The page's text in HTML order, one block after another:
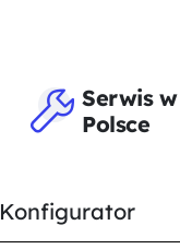
Serwis w
Polsce
Konfigurator